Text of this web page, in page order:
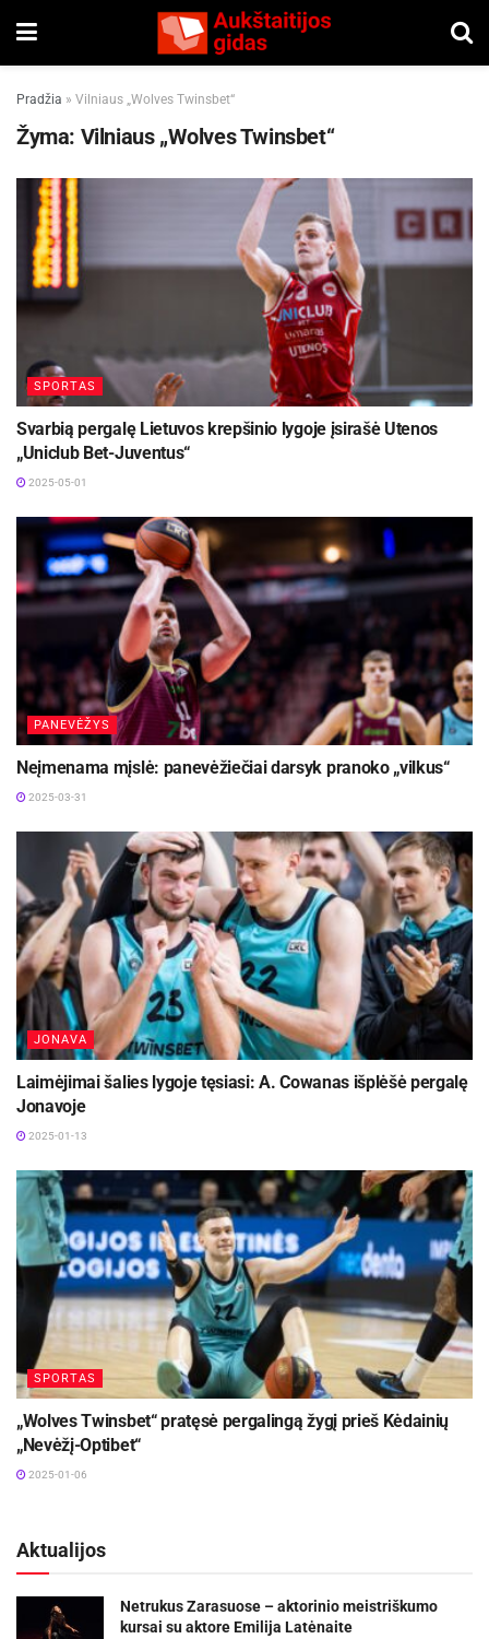
Pradžia » Vilniaus „Wolves Twinsbet“
Žyma: Vilniaus „Wolves Twinsbet“
SPORTAS
Svarbią pergalę Lietuvos krepšinio lygoje įsirašė Utenos
„Uniclub Bet-Juventus“
2025-05-01
PANEVĖŽYS
Neįmenama mįslė: panevėžiečiai darsyk pranoko „vilkus“
2025-03-31
JONAVA
Laimėjimai šalies lygoje tęsiasi: A. Cowanas išplėšė pergalę
Jonavoje
2025-01-13
SPORTAS
„Wolves Twinsbet“ pratęsė pergalingą žygį prieš Kėdainių
„Nevėžį-Optibet“
2025-01-06
Aktualijos
Netrukus Zarasuose – aktorinio meistriškumo
kursai su aktore Emilija Latėnaite